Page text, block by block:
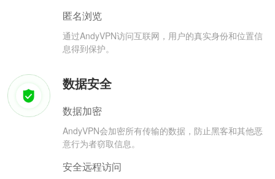
匿名浏览
通过AndyVPN访问互联网，用户的真实身份和位置信
息得到保护。
数据安全
数据加密
AndyVPN会加密所有传输的数据，防止黑客和其他恶
意行为者窃取信息。
安全远程访问